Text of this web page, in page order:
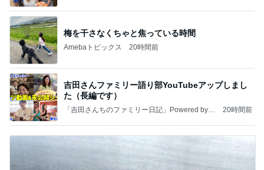
梅を干さなくちゃと焦っている時間
Amebaトピックス 20時間前
吉田さんファミリー語り部YouTubeアップしまし
た（長編です）
「吉田さんちのファミリー日記」Powered by A
20時間前